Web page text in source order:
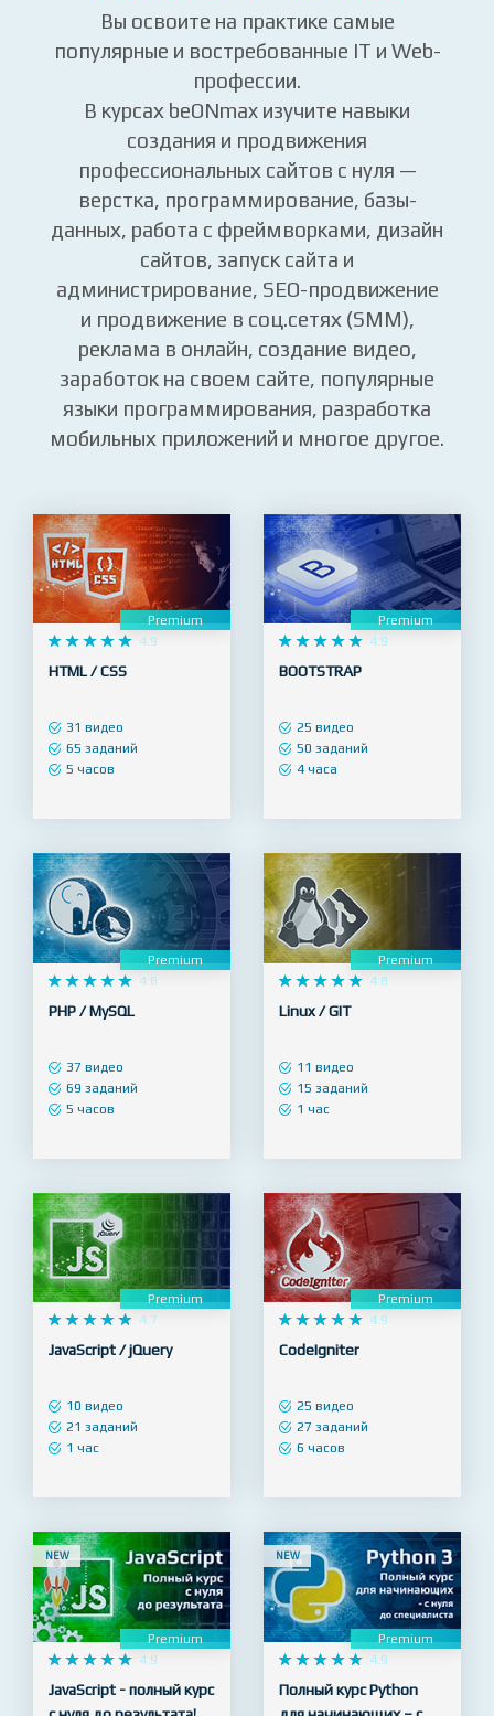
Вы освоите на практике самые
популярные и востребованные IT и Web-
профессии.
В курсах beONmax изучите навыки
создания и продвижения
профессиональных сайтов с нуля —
верстка, программирование, базы-
данных, работа с фреймворками, дизайн
сайтов, запуск сайта и
администрирование, SEO-продвижение
и продвижение в соц.сетях (SMM),
реклама в онлайн, создание видео,
заработок на своем сайте, популярные
языки программирования, разработка
мобильных приложений и многое другое.
Premium
    
     4.9
HTML / CSS
31 видео
65 заданий
5 часов
Premium
    
     4.9
BOOTSTRAP
25 видео
50 заданий
4 часа
Premium
    
     4.8
PHP / MySQL
37 видео
69 заданий
5 часов
Premium
    
     4.8
Linux / GIT
11 видео
15 заданий
1 час
Premium
    
     4.7
JavaScript / jQuery
10 видео
21 заданий
1 час
Premium
    
     4.9
CodeIgniter
25 видео
27 заданий
6 часов
NEW
Premium
    
     4.9
JavaScript - полный курс
NEW
Premium
    
     4.9
Полный курс Python